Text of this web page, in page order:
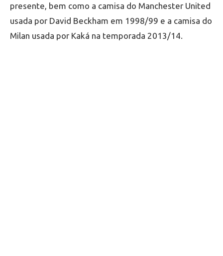
presente, bem como a camisa do Manchester United
usada por David Beckham em 1998/99 e a camisa do
Milan usada por Kaká na temporada 2013/14.